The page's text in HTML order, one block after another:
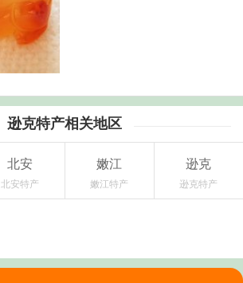
逊克特产相关地区
北安
北安特产
嫩江
嫩江特产
逊克
逊克特产